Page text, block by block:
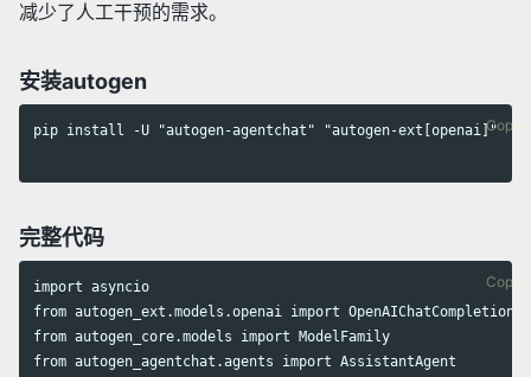
减少了人工干预的需求。
安装autogen
Copy
pip install -U "autogen-agentchat" "autogen-ext[openai]"
完整代码
Copy
import asyncio
from autogen_ext.models.openai import
from autogen_core.models import ModelFamily
from autogen_agentchat.agents import AssistantAgent